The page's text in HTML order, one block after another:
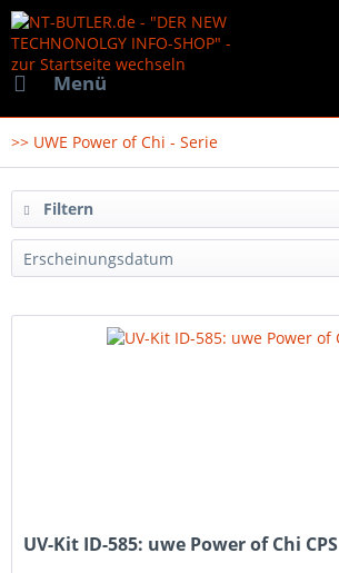
Menü
>> UWE Power of Chi - Serie
Filtern
UV-Kit ID-585: uwe Power of Chi CPS